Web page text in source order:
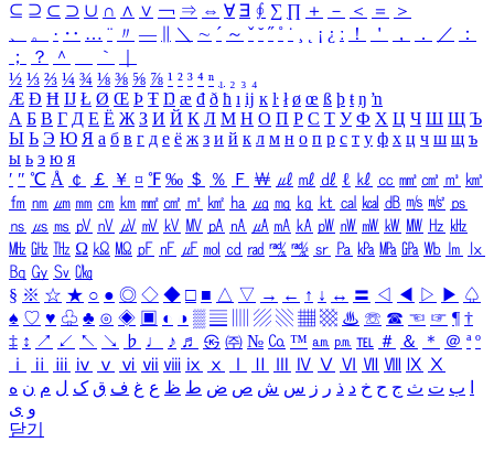
⊆ ⊇ ⊂ ⊃ ∪ ∩ ∧ ∨ ￢ ⇒ ⇔ ∀ ∃ ∮ ∑ ∏ ＋ － ＜ ＝
＞
、
。 · ‥ … ¨ 〃 ― ＼ ∼ ´ ～ ˇ ˘ ˝ ˚ ˙ ¸ ¡ ¿ ː ！ ＇ ， ． ／
：
；
？ ＾ ｀
½ ⅓ ⅔ ¼ ¾ ⅛ ⅜ ⅝ ⅞ ¹ ² ³ ⁴ ⁿ ₁ ₂ ₃ ₄
Æ Ð Ħ Ĳ Ł Ø Œ Þ Ŧ Ŋ æ đ ð ħ ı ĳ ĸ ŀ ł ø œ ß þ ŧ ŋ ŉ
А Б В Г Д Е Ё Ж З И Й К Л М Н О П Р С Т У Ф Х Ц Ч Ш Щ Ъ
Ы Ь Э Ю Я а б в г д е ё ж з и й к л м н о п р с т у ф х ц ч ш щ ъ
ы ь э ю я
′ ″ ℃ Å ￠ ￡ ￥ ¤ ℉ ‰ ＄ ％ Ｆ ￦ ㎕ ㎖ ㎗ ℓ ㎘ ㏄ ㎣ ㎤ ㎥ ㎦
㎙ ㎚ ㎛ ㎜ ㎝ ㎞ ㎟ ㎠ ㎡ ㎢ ㏊ ㎍ ㎎ ㎏ ㏏ ㎈ ㎉ ㏈ ㎧ ㎨ ㎰
㎱ ㎲ ㎳ ㎴ ㎵ ㎶ ㎷ ㎸ ㎹ ㎀ ㎁ ㎂ ㎃ ㎄ ㎺ ㎻ ㎽ ㎾ ㎿ ㎐ ㎑
㎒ ㎓ ㎔ Ω ㏀ ㏁ ㎊ ㎋ ㎌ ㏖ ㏅ ㎭ ㎮ ㎯ ㏛ ㎩ ㎪ ㎫ ㎬ ㏝ ㏐
㏓
㏃ ㏉ ㏜ ㏆
§ ※ ☆ ★ ○ ● ◎ ◇ ◆ □ ■ △ ▽ → ← ↑ ↓ ↔ 〓 ◁ ◀ ▷ ▶ ♤
♠ ♡ ♥ ♧ ♣ ⊙ ◈ ▣ ◐ ◑ ▒ ▤ ▨ ▧ ▦ ▩ ♨ ☏ ☎ ☜ ☞ ¶ †
‡ ↕ ↗ ↙ ↖ ↘ ♭ ♩ ♪ ♬ ㉿ ㈜ № ㏇ ™ ㏂ ㏘ ℡ ＃ ＆ ＊ ＠ ª º
ⅰ
ⅱ ⅲ ⅳ ⅴ ⅵ ⅶ ⅷ ⅸ ⅹ Ⅳ Ⅴ Ⅵ Ⅶ Ⅷ Ⅸ Ⅹ
ب ت ث ج ح خ د ذ ر ز س ش ص ض ط ظ ع غ ف ق ک ل م ن ه
و ی
닫기